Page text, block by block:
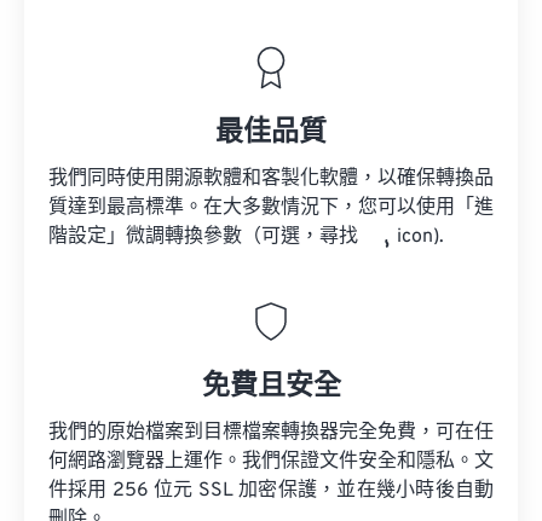
最佳品質
我們同時使用開源軟體和客製化軟體，以確保轉換品
質達到最高標準。在大多數情況下，您可以使用「進
階設定」微調轉換參數（可選，尋找
icon).
免費且安全
我們的原始檔案到目標檔案轉換器完全免費，可在任
何網路瀏覽器上運作。我們保證文件安全和隱私。文
件採用 256 位元 SSL 加密保護，並在幾小時後自動